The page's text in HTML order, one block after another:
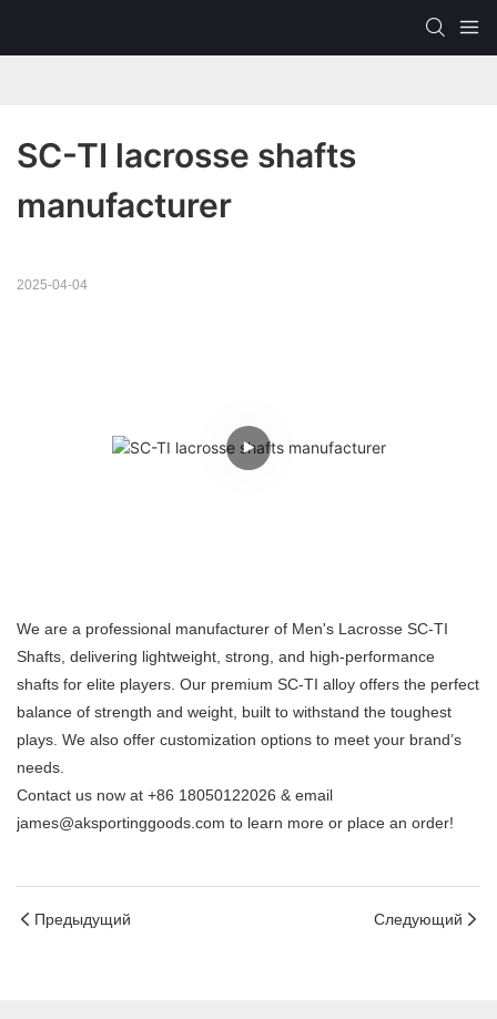
SC-TI lacrosse shafts
manufacturer
2025-04-04
We are a professional manufacturer of Men's Lacrosse SC-TI
Shafts, delivering lightweight, strong, and high-performance
shafts for elite players. Our premium SC-TI alloy offers the perfect
balance of strength and weight, built to withstand the toughest
plays. We also offer customization options to meet your brand’s
needs.
Contact us now at +86 18050122026 & email
james@aksportinggoods.com to learn more or place an order!
Предыдущий Следующий